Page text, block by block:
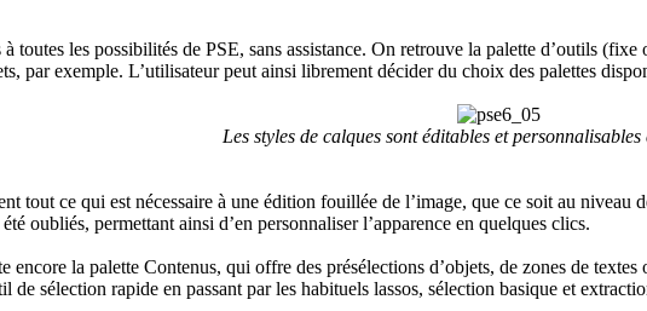
toutes les possibilités de PSE, sans assistance. On retrouve la palette d’outils
par exemple. L’utilisateur peut ainsi librement décider du choix des palettes
Les styles de calques sont éditables et
tout ce qui est nécessaire à une édition fouillée de l’image, que ce soit au niveau
oubliés, permettant ainsi d’en personnaliser l’apparence en quelques clics.
encore la palette Contenus, qui offre des présélections d’objets, de zones de
de sélection rapide en passant par les habituels lassos, sélection basique et